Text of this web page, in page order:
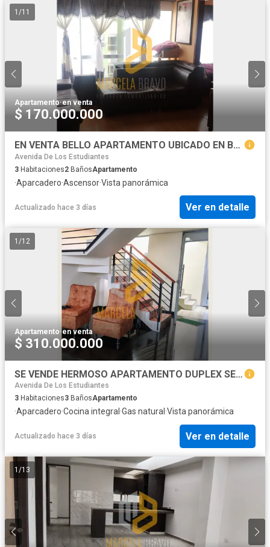
1 /11
Apartamento·en venta
$ 170.000.000
EN VENTA BELLO APARTAMENTO UBICADO EN BALCONES DE SAN JUAN.DA
Avenida De Los Estudiantes
3 Habitaciones2 BañosApartamento
·Aparcadero·Ascensor·Vista panorámica
Actualizado hace 3 días Ver en detalle
1 /12
Apartamento·en venta
$ 310.000.000
SE VENDE HERMOSO APARTAMENTO DUPLEX SECTOR DE SANTA BRBARA .SC
Avenida De Los Estudiantes
3 Habitaciones3 BañosApartamento
·Aparcadero·Cocina integral ·Gas natural ·Vista panorámica
Actualizado hace 3 días Ver en detalle
1 /13